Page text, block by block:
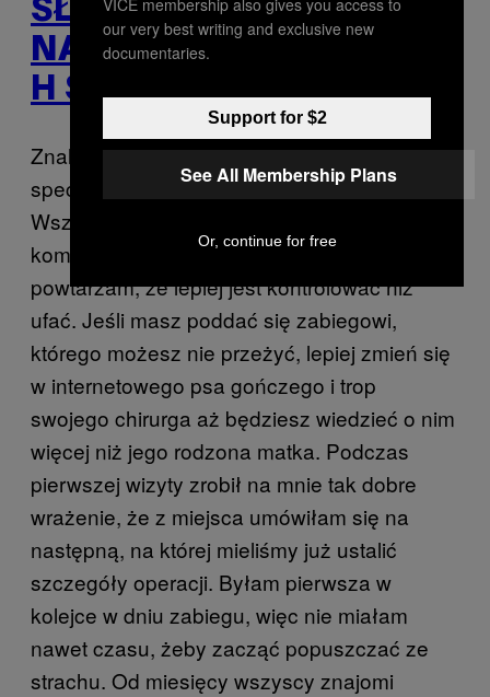
SŁYCHAĆ U JEDNEJ Z
NAJPOPULARNIEJSZYC
H SEKS BLOGEREK
Znalazłam w internecie lekarza z Berlina
specjalizującego się w powiększaniu piersi.
Wszystkie fora dyskusyjne aż kipiały od
komplementów pod jego adresem. Zawsze
powtarzam, że lepiej jest kontrolować niż
ufać. Jeśli masz poddać się zabiegowi,
którego możesz nie przeżyć, lepiej zmień się
w internetowego psa gończego i trop
swojego chirurga aż będziesz wiedzieć o nim
więcej niż jego rodzona matka. Podczas
pierwszej wizyty zrobił na mnie tak dobre
wrażenie, że z miejsca umówiłam się na
następną, na której mieliśmy już ustalić
szczegóły operacji. Byłam pierwsza w
kolejce w dniu zabiegu, więc nie miałam
nawet czasu, żeby zacząć popuszczać ze
strachu. Od miesięcy wszyscy znajomi
our very best writing and exclusive new
documentaries.
Support for $2
See All Membership Plans
Or, continue for free